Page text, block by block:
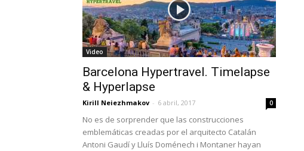
Video
Barcelona Hypertravel. Timelapse
& Hyperlapse
Kirill Neiezhmakov - 6 abril, 2017 0
No es de sorprender que las construcciones
emblemáticas creadas por el arquitecto Catalán
Antoni Gaudí y Lluís Doménech i Montaner hayan